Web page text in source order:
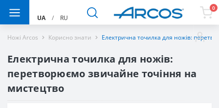
UA / RU
0
Ножі Arcos Корисно знати Електрична точилка для ножів:
Електрична точилка для ножів:
перетворюємо звичайне точіння на
мистецтво